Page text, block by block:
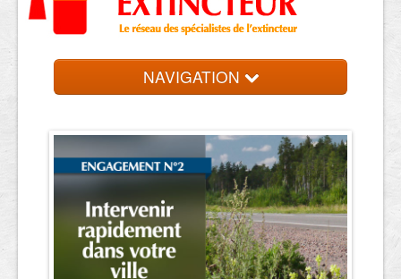
NAVIGATION
Trouver votre entreprise
Contact et devis